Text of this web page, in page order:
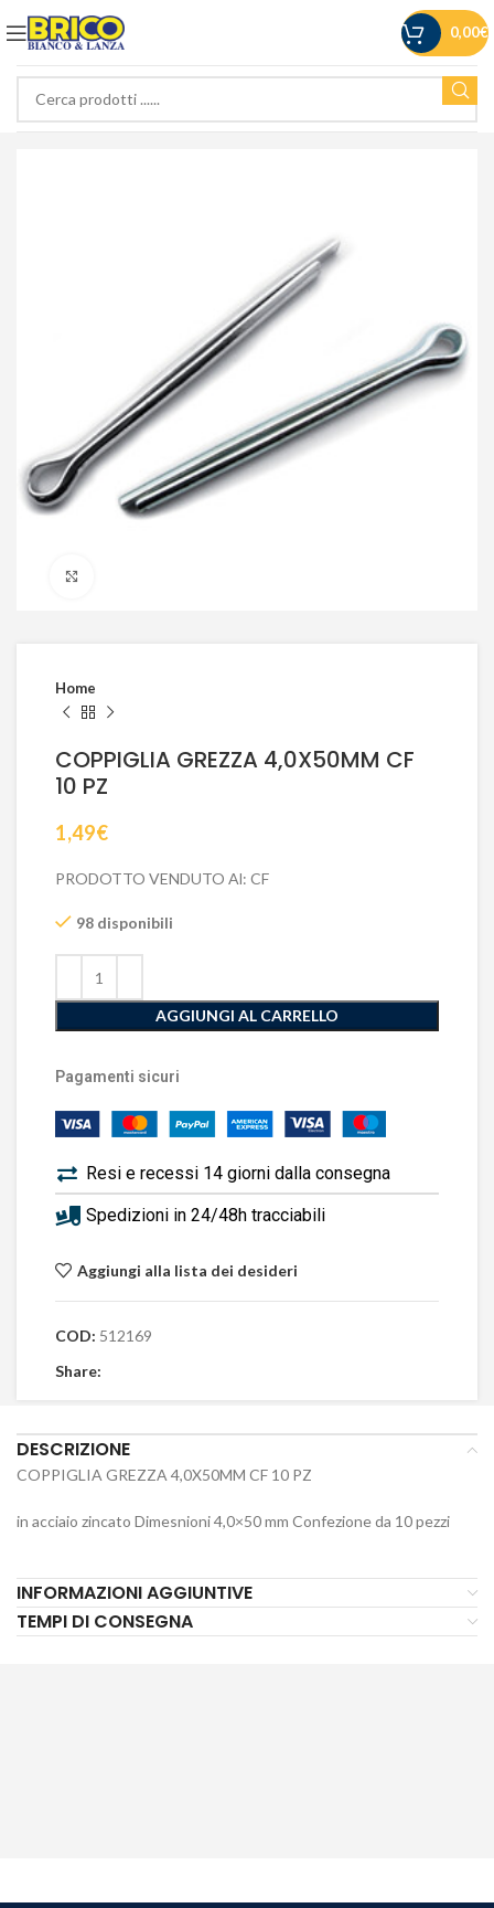
0,00€
Home
COPPIGLIA GREZZA 4,0X50MM CF
10 PZ
1,49€
PRODOTTO VENDUTO Al: CF
98 disponibili
AGGIUNGI AL CARRELLO
Pagamenti sicuri
Resi e recessi 14 giorni dalla consegna
Spedizioni in 24/48h tracciabili
Aggiungi alla lista dei desideri
COD: 512169
Share:
DESCRIZIONE
COPPIGLIA GREZZA 4,0X50MM CF 10 PZ
in acciaio zincato Dimesnioni 4,0×50 mm Confezione da 10 pezzi
INFORMAZIONI AGGIUNTIVE
TEMPI DI CONSEGNA